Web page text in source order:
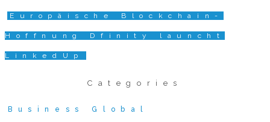
Europäische Blockchain-
Hoffnung Dfinity launcht
LinkedUp
Categories
Business Global